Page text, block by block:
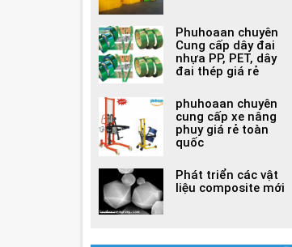
Phuhoaan chuyên
Cung cấp dây đai
nhựa PP, PET, dây
đai thép giá rẻ
phuhoaan chuyên
cung cấp xe nâng
phuy giá rẻ toàn
quốc
Phát triển các vật
liệu composite mới